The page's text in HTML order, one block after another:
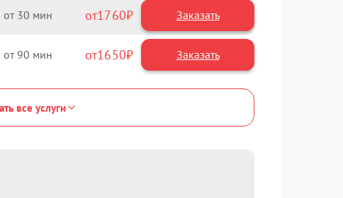
30 1760
90 1650
все услуги